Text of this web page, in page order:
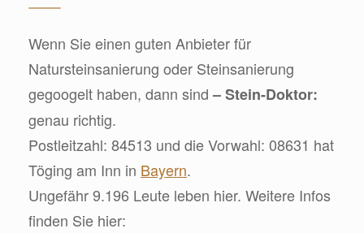
Wenn Sie einen guten Anbieter für
Natursteinsanierung oder Steinsanierung
gegoogelt haben, dann sind– Stein-Doktor:
genau richtig.
Postleitzahl: 84513 und die Vorwahl: 08631 hat
Töging am Inn in Bayern.
Ungefähr 9.196 Leute leben hier. Weitere Infos
finden Sie hier: